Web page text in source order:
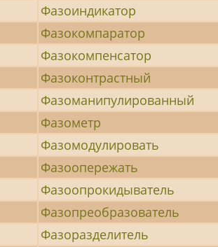
Фазоиндикатор
Фазокомпаратор
Фазокомпенсатор
Фазоконтрастный
Фазоманипулированный
Фазометр
Фазомодулировать
Фазоопережать
Фазоопрокидыватель
Фазопреобразователь
Фазоразделитель